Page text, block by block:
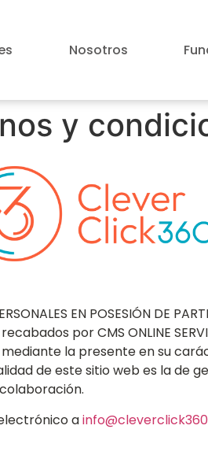
Nosotros
y
EN POSESIÓN DE
por CMS ONLINE
la presente en su
de este sitio web es la de
a